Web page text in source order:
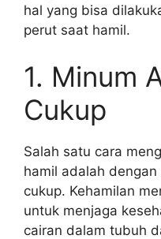
hal yang bisa
perut saat hamil.
1. Minum
Cukup
Salah satu cara
hamil adalah
cukup. Kehamilan
untuk menjaga
cairan dalam tubuh